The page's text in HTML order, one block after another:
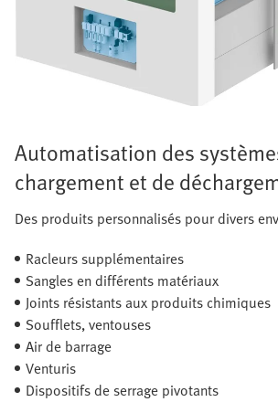
Automatisation des
chargement et de
Des produits personnalisés pour divers
Racleurs supplémentaires
Sangles en différents matériaux
Joints résistants aux produits chimiques
Soufflets, ventouses
Air de barrage
Venturis
Dispositifs de serrage pivotants